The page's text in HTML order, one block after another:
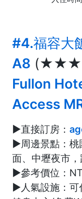
#4.福容大
A8
Fullon
Access
►直接訂房：
►周邊景點： 桃
面、中壢夜市
►參考價位：
►人氣設施： 可